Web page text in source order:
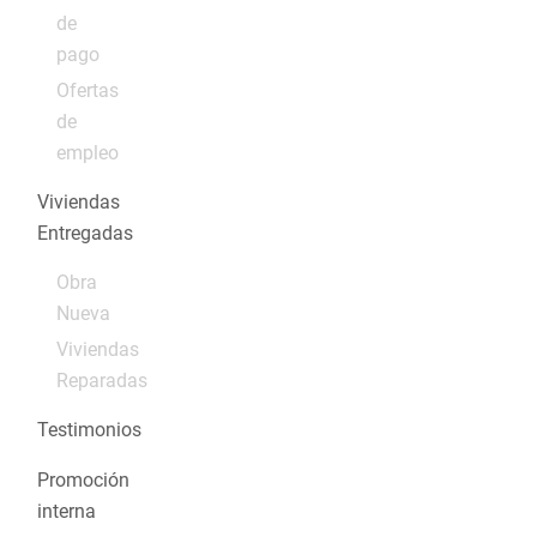
de
pago
Ofertas
de
empleo
Viviendas
Entregadas
Obra
Nueva
Viviendas
Reparadas
Testimonios
Promoción
interna